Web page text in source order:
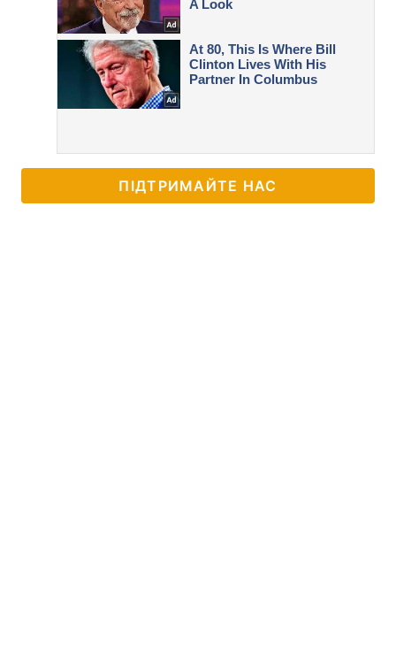
ПІДТРИМАЙТЕ НАС